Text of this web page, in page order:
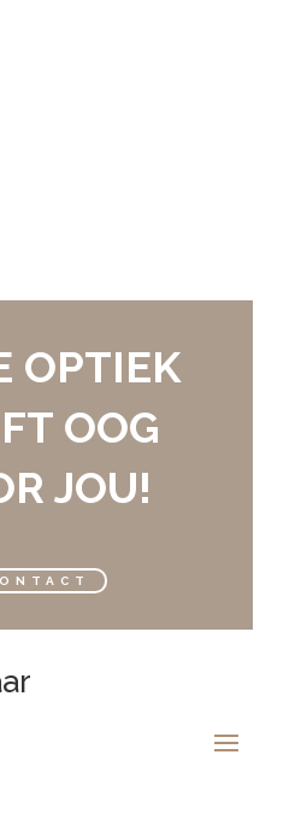
OPTIEK
OOG
JOU!